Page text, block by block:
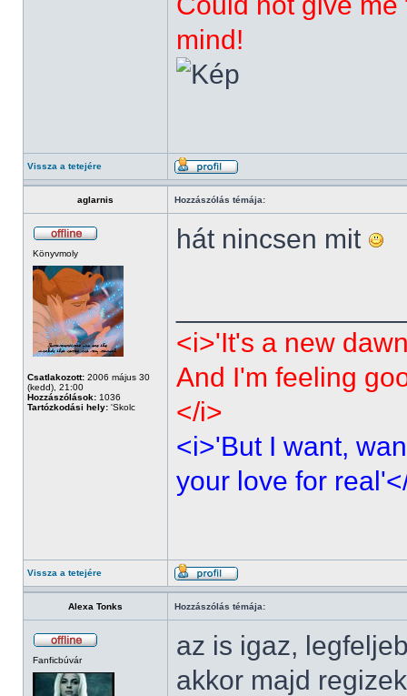
mind!
Vissza a tetejére
aglarnis Hozzászólás témája:
Könyvmoly
Csatlakozott: 2006 május 30
(kedd), 21:00
Hozzászólások: 1036
Tartózkodási hely: 'Skolc
hát nincsen mit
<i>'It's a new
And I'm feeling
</i>
<i>'But I want,
your love for
Vissza a tetejére
Alexa Tonks Hozzászólás témája:
Fanficbúvár
az is igaz,
akkor majd